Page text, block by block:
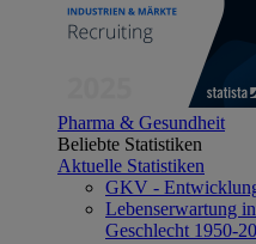
Pharma & Gesundheit
Beliebte Statistiken
Aktuelle Statistiken
GKV -
Lebenserwartung
Geschlecht 1950-